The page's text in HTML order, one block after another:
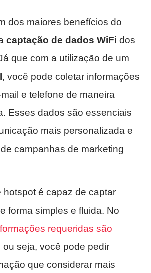
dos maiores benefícios do
captação de dados WiFi dos
que com a utilização de um
, você pode coletar informações
e telefone de maneira
Esses dados são essenciais
mais personalizada e
campanhas de marketing
hotspot é capaz de captar
forma simples e fluida. No
requeridas são
ou seja, você pode pedir
que considerar mais